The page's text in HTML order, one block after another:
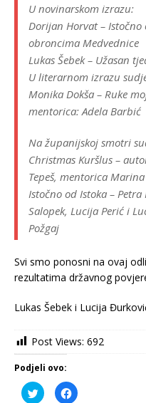
U novinarskom izrazu:
Dorijan Horvat –
obroncima Medvednice
Lukas Šebek – Užasan
U literarnom izrazu
Monika Dokša – Ruke
mentorica: Adela Barbić
Na županijskoj smotri
Christmas Kuršlus –
Tepeš, mentorica
Istočno od Istoka –
Salopek, Lucija Perić i
Požgaj
Svi smo ponosni na ovaj
rezultatima državnog
Lukas Šebek i Lucija
Post Views: 692
Podjeli ovo:
P
o
K
l